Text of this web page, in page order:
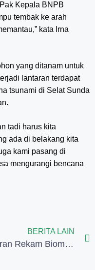
Kepala BNPB
tembak ke arah
kata Irna
yang ditanam untuk
lantaran terdapat
tsunami di Selat Sunda
tadi harus kita
ada di belakang kita
kami pasang di
mengurangi bencana
BERITA LAIN
Aturan Rekam Biometrik Dianggap Merepotkan Jamaah Umrah